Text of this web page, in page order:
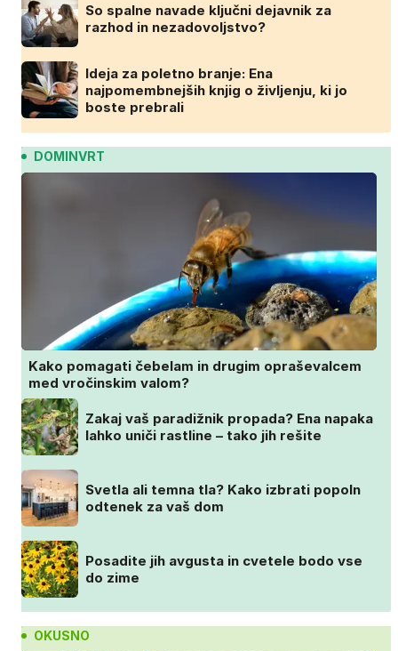
So spalne navade ključni dejavnik za
razhod in nezadovoljstvo?
Ideja za poletno branje: Ena
najpomembnejših knjig o življenju, ki jo
boste prebrali
DOMINVRT
Kako pomagati čebelam in drugim opraševalcem
med vročinskim valom?
Zakaj vaš paradižnik propada? Ena napaka
lahko uniči rastline – tako jih rešite
Svetla ali temna tla? Kako izbrati popoln
odtenek za vaš dom
Posadite jih avgusta in cvetele bodo vse
do zime
OKUSNO